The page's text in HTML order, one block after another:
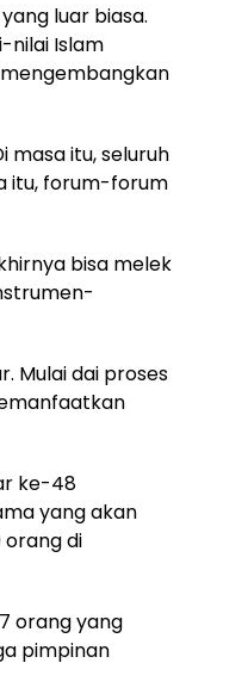
luar biasa.
nilai Islam
masa itu, seluruh
itu, forum-forum
bisa melek
Mulai dai proses
ke-48
yang akan
orang di
orang yang
pimpinan